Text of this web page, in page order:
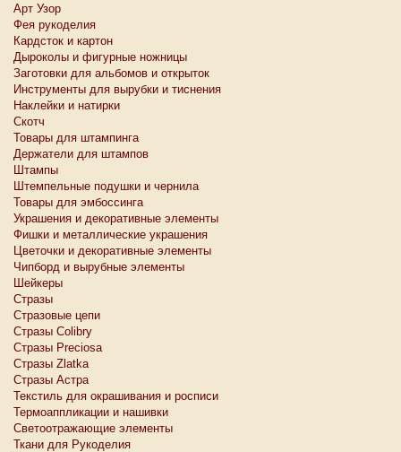
Арт Узор
Фея рукоделия
Кардсток и картон
Дыроколы и фигурные ножницы
Заготовки для альбомов и открыток
Инструменты для вырубки и тиснения
Наклейки и натирки
Скотч
Товары для штампинга
Держатели для штампов
Штампы
Штемпельные подушки и чернила
Товары для эмбоссинга
Украшения и декоративные элементы
Фишки и металлические украшения
Цветочки и декоративные элементы
Чипборд и вырубные элементы
Шейкеры
Стразы
Стразовые цепи
Стразы Colibry
Стразы Preciosa
Стразы Zlatka
Стразы Астра
Текстиль для окрашивания и росписи
Термоаппликации и нашивки
Светоотражающие элементы
Ткани для Рукоделия